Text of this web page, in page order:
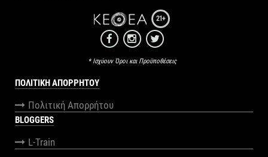
21+
* Ισχύουν Όροι και Προϋποθέσεις
ΠΟΛΙΤΙΚΉ ΑΠΟΡΡΉΤΟΥ
Πολιτική Απορρήτου
BLOGGERS
L-Train